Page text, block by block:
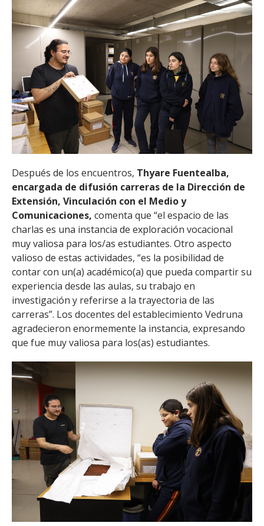
Después de los encuentros, Thyare Fuentealba,
encargada de difusión carreras de la Dirección de
Extensión, Vinculación con el Medio y
Comunicaciones, comenta que “el espacio de las
charlas es una instancia de exploración vocacional
muy valiosa para los/as estudiantes. Otro aspecto
valioso de estas actividades, “es la posibilidad de
contar con un(a) académico(a) que pueda compartir su
experiencia desde las aulas, su trabajo en
investigación y referirse a la trayectoria de las
carreras”. Los docentes del establecimiento Vedruna
agradecieron enormemente la instancia, expresando
que fue muy valiosa para los(as) estudiantes.